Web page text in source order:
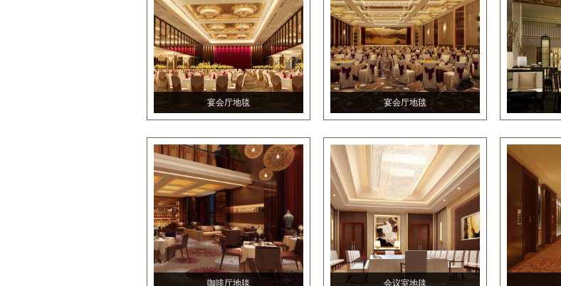
宴会厅地毯 宴会厅地毯
咖啡厅地毯 会议室地毯